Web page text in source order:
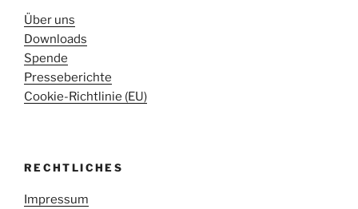
Über uns
Downloads
Spende
Presseberichte
Cookie-Richtlinie (EU)
RECHTLICHES
Impressum